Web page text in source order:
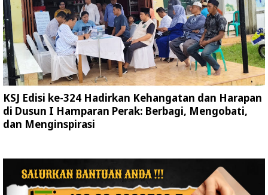
KSJ Edisi ke-324 Hadirkan Kehangatan dan Harapan
di Dusun I Hamparan Perak: Berbagi, Mengobati,
dan Menginspirasi